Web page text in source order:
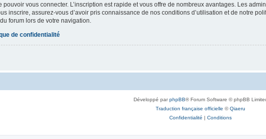
pouvoir vous connecter. L’inscription est rapide et vous offre de nombreux avantages. Les
inscrire, assurez-vous d’avoir pris connaissance de nos conditions d’utilisation et de notre
forum lors de votre navigation.
de confidentialité
Développé parphpBB® Forum Software © phpBB
Traduction française officielle ©Qiaeru
Confidentialité | Conditions